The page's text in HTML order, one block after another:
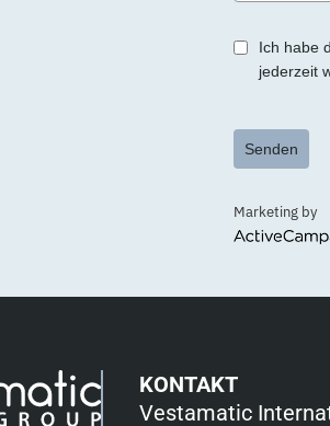
Ich habe
jederzeit
Senden
Marketing by
KONTAKT
Vestamatic